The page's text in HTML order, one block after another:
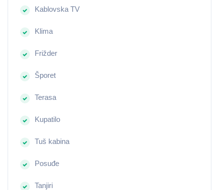
Kablovska TV
Klima
Frižder
Šporet
Terasa
Kupatilo
Tuš kabina
Posuđe
Tanjiri